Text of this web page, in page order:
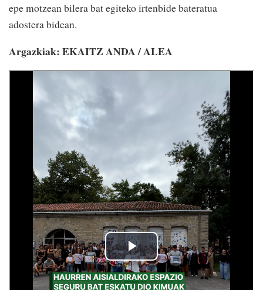
epe motzean bilera bat egiteko irtenbide bateratua
adostera bidean.
Argazkiak: EKAITZ ANDA / ALEA